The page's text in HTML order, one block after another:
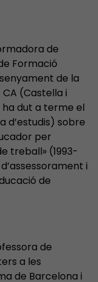
de
Formació
de la
(Castella i
ha dut a terme el
d’estudis) sobre
per
treball» (1993-
i
de
de
a les
de Barcelona i